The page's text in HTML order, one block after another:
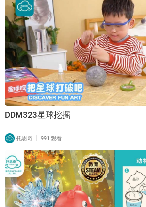
DDM323星球挖掘
托思奇 | 991 观看